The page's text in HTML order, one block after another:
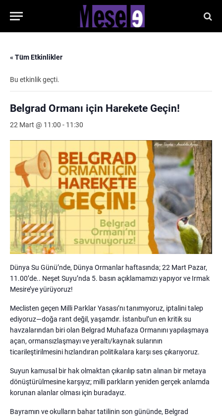
« Tüm Etkinlikler
Bu etkinlik geçti.
Belgrad Ormanı için Harekete Geçin!
22 Mart @ 11:00 - 11:30
Dünya Su Günü’nde, Dünya Ormanlar haftasında; 22 Mart Pazar,
11.00’de.. Neşet Suyu’nda 5. basın açıklamamızı yapıyor ve Irmak
Mesire’ye yürüyoruz!
Meclisten geçen Milli Parklar Yasası’nı tanımıyoruz, iptalini talep
ediyoruz—doğa rant değil, yaşamdır. İstanbul’un en kritik su
havzalarından biri olan Belgrad Muhafaza Ormanını yapılaşmaya
açan, ormansızlaşmayı ve yeraltı/kaynak sularının
ticarileştirilmesini hızlandıran politikalara karşı ses çıkarıyoruz.
Suyun kamusal bir hak olmaktan çıkarılıp satın alınan bir metaya
dönüştürülmesine karşıyız; milli parkların yeniden gerçek anlamda
korunan alanlar olması için buradayız.
Bayramın ve okulların bahar tatilinin son gününde, Belgrad